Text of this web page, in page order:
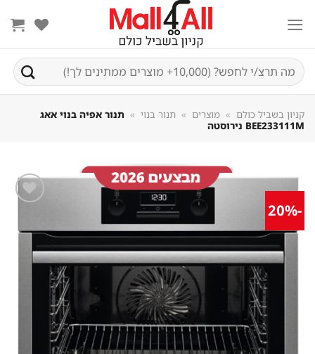
חיפוש
עבור:
קניון בשביל כולם מוצרים תנור בנוי
תנור אפיה בנוי אאג
BEE233111M נירוסטה
מוצר
במועדפים